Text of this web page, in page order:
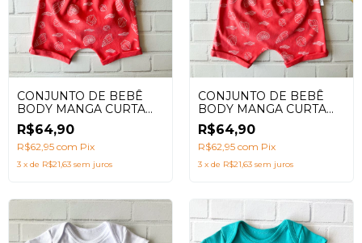
CONJUNTO DE BEBÊ
BODY MANGA CURTA
CARANGUEJO SALMÃO
R$64,90
R$62,95 com Pix
3 x de R$21,63 sem juros
CONJUNTO DE BEBÊ
BODY MANGA CURTA
CAVALO MARINHO
SALMÃO
R$64,90
R$62,95 com Pix
3 x de R$21,63 sem juros